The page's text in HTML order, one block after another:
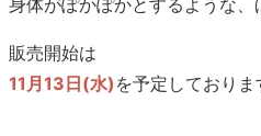
身体がぽかぽかとするような、
販売開始は
11月13日(水) を予定しておりま